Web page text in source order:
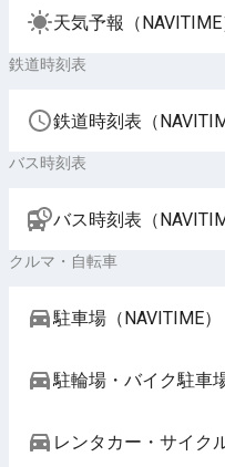
天気予報（NAVITIME
鉄道時刻表
鉄道時刻表（
バス時刻表
バス時刻表（
クルマ・自転車
駐車場（NAVITIME）
駐輪場・バイク駐車
レンタカー・サイク